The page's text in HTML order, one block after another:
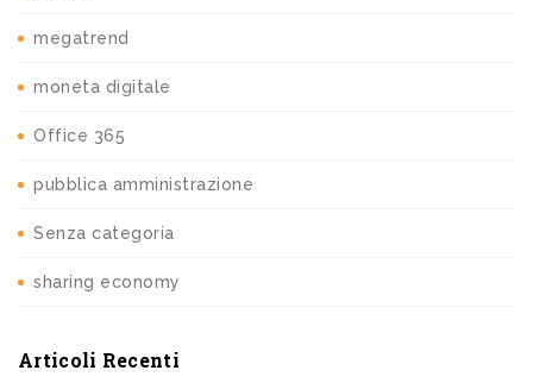
megatrend
moneta digitale
Office 365
pubblica amministrazione
Senza categoria
sharing economy
Articoli Recenti